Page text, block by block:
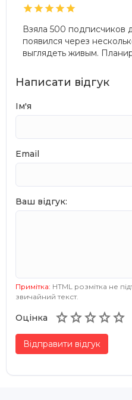

Взяла 500 подписчиков
появился через
выглядеть живым.
Написати відгук
Ім'я
Email
Ваш відгук:
Примітка: HTML розмітка не
звичайний текст.
Оцінка 
Відправити відгук